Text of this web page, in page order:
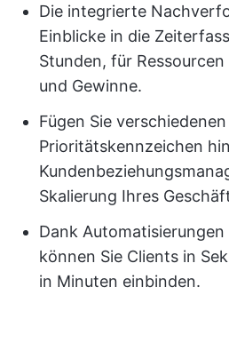
Die integrierte
Einblicke in die
Stunden, für
und Gewinne.
Fügen Sie
Prioritätskennzeichen
Skalierung Ihres
Dank Automatisierungen
können Sie Clients in
in Minuten einbinden.